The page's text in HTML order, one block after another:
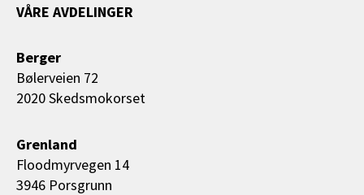
VÅRE AVDELINGER
Berger
Bølerveien 72
2020 Skedsmokorset
Grenland
Floodmyrvegen 14
3946 Porsgrunn